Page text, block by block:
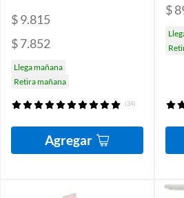
$ 9.815
$ 7.852
Llega mañana
Retira mañana
(34)
Agregar
$